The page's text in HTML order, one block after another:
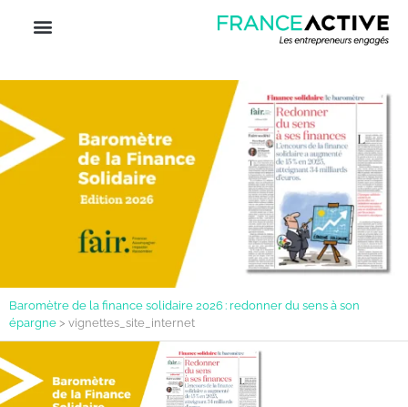
Baromètre de la finance solidaire 2026 : redonner du sens à son
épargne > vignettes_site_internet